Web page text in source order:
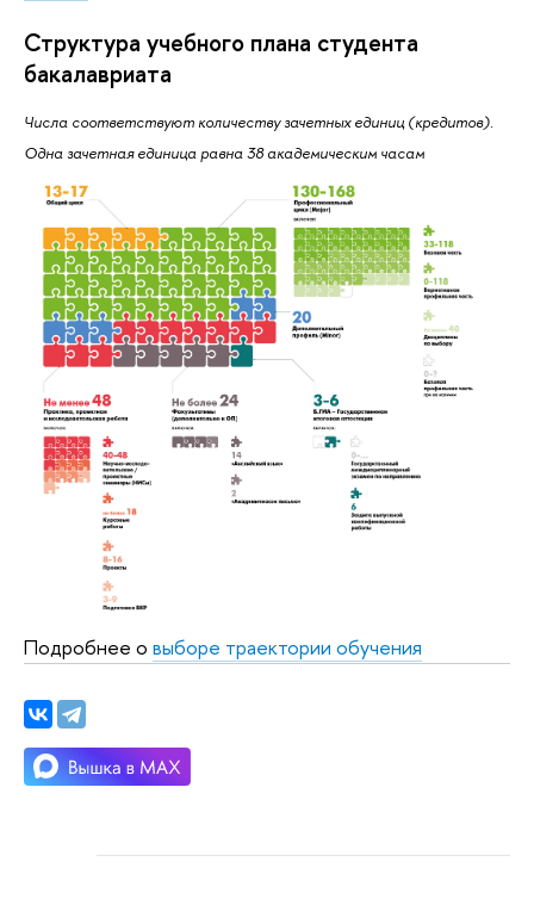
Структура учебного плана студента
бакалавриата
Числа соответствуют количеству зачетных единиц (кредитов).
Одна зачетная единица равна 38 академическим часам
Подробнее о выборе траектории обучения